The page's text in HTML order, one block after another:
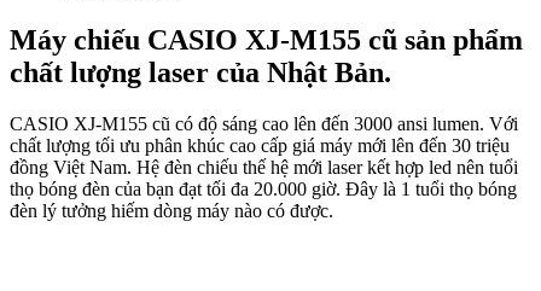
Máy chiếu CASIO XJ-M155 cũ sản phẩm
chất lượng laser của Nhật Bản.
CASIO XJ-M155 cũ có độ sáng cao lên đến 3000 ansi lumen. Với
chất lượng tối ưu phân khúc cao cấp giá máy mới lên đến 30 triệu
đồng Việt Nam. Hệ đèn chiếu thế hệ mới laser kết hợp led nên tuổi
thọ bóng đèn của bạn đạt tối đa 20.000 giờ. Đây là 1 tuổi thọ bóng
đèn lý tưởng hiếm dòng máy nào có được.